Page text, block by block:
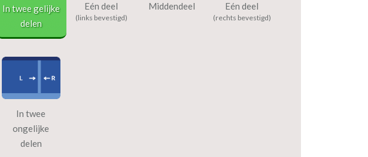
In twee gelijke
delen
Eén deel
(links bevestigd)
Middendeel Eén deel
(rechts bevestigd)
In twee
ongelijke
delen